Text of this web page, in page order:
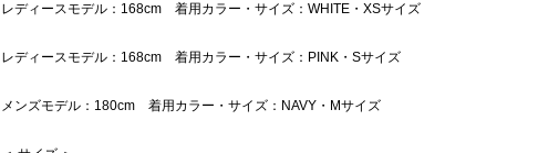
レディースモデル：168cm 着用カラー・サイズ：WHITE・XSサイズ
レディースモデル：168cm 着用カラー・サイズ：PINK・Sサイズ
メンズモデル：180cm 着用カラー・サイズ：NAVY・Mサイズ